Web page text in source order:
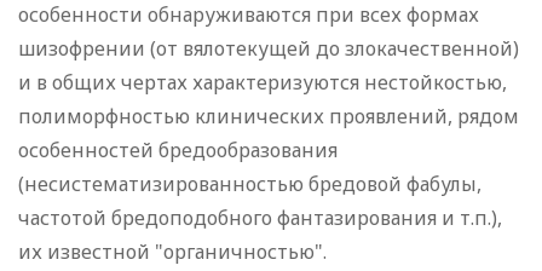
особенности обнаруживаются при всех формах
шизофрении (от вялотекущей до злокачественной)
и в общих чертах характеризуются нестойкостью,
полиморфностью клинических проявлений, рядом
особенностей бредообразования
(несистематизированностью бредовой фабулы,
частотой бредоподобного фантазирования и т.п.),
их известной "органичностью".